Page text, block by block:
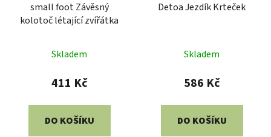
small foot Závěsný
kolotoč létající zvířátka
Skladem
411 Kč
DO KOŠÍKU
Detoa Jezdík Krteček
Skladem
586 Kč
DO KOŠÍKU